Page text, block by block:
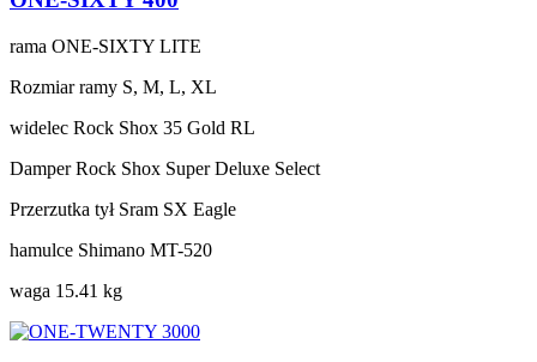
rama ONE-SIXTY LITE
Rozmiar ramy S, M, L, XL
widelec Rock Shox 35 Gold RL
Damper Rock Shox Super Deluxe Select
Przerzutka tył Sram SX Eagle
hamulce Shimano MT-520
waga 15.41 kg